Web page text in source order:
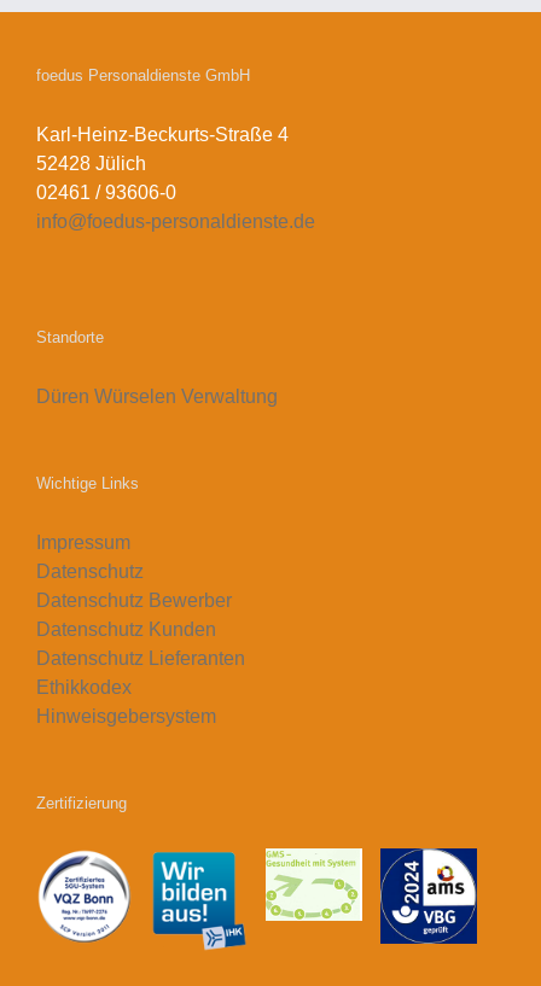
foedus Personaldienste GmbH
Karl-Heinz-Beckurts-Straße 4
52428 Jülich
02461 / 93606-0
info@foedus-personaldienste.de
Standorte
Düren Würselen Verwaltung
Wichtige Links
Impressum
Datenschutz
Datenschutz Bewerber
Datenschutz Kunden
Datenschutz Lieferanten
Ethikkodex
Hinweisgebersystem
Zertifizierung